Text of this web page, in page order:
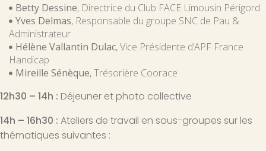
Betty Dessine, Directrice du Club FACE Limousin Périgord
Yves Delmas, Responsable du groupe SNC de Pau &
Administrateur
Hélène Vallantin Dulac, Vice Présidente d’APF France
Handicap
Mireille Sénèque, Trésorière Coorace
12h30 – 14h : Déjeuner et photo collective
14h – 16h30 : Ateliers de travail en sous-groupes sur les
thématiques suivantes :